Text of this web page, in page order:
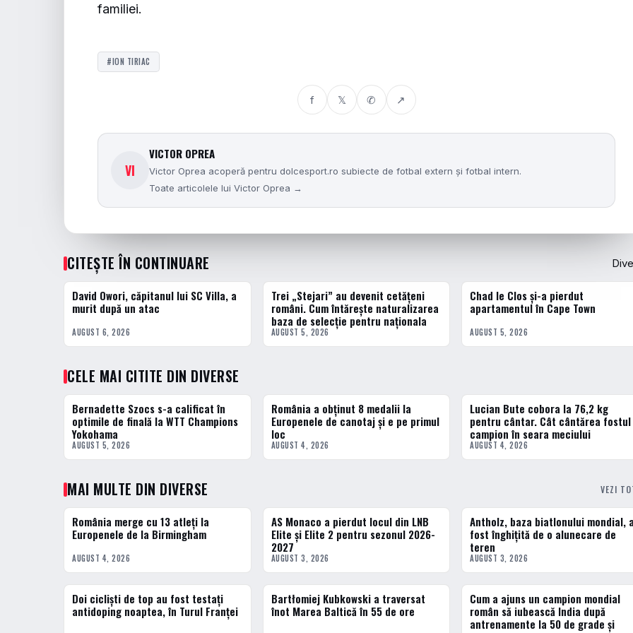
familiei.
#ION TIRIAC
f 𝕏 ✆ ↗
VI
VICTOR OPREA
Victor Oprea acoperă pentru dolcesport.ro subiecte de fotbal extern și fotbal intern.
Toate articolele lui Victor Oprea →
CITEȘTE ÎN CONTINUARE
DIVERSE
David Owori, căpitanul lui SC Villa, a
murit după un atac
AUGUST 6, 2026
DIVERSE
Trei „Stejari” au devenit cetățeni
români. Cum întărește naturalizarea
baza de selecție pentru naționala
AUGUST 5, 2026
DIVERSE
Chad le Clos și-a pierdut
apartamentul în Cape Town
AUGUST 5, 2026
CELE MAI CITITE DIN DIVERSE
1 · TOP
Bernadette Szocs s-a calificat în
optimile de finală la WTT Champions
Yokohama
AUGUST 5, 2026
2 · TOP
România a obținut 8 medalii la
Europenele de canotaj și e pe primul
loc
AUGUST 4, 2026
3 · TOP
Lucian Bute cobora la 76,2 kg
pentru cântar. Cât cântărea fostul
campion în seara meciului
AUGUST 4, 2026
MAI MULTE DIN DIVERSE VEZI
DIVERSE
România merge cu 13 atleți la
Europenele de la Birmingham
AUGUST 4, 2026
BASCHET
AS Monaco a pierdut locul din LNB
Elite și Elite 2 pentru sezonul 2026-
2027
AUGUST 3, 2026
DIVERSE
Antholz, baza biatlonului mondial,
fost înghițită de o alunecare de
teren
AUGUST 3, 2026
DIVERSE
Doi cicliști de top au fost testați
antidoping noaptea, în Turul Franței
DIVERSE
Bartłomiej Kubkowski a traversat
înot Marea Baltică în 55 de ore
DIVERSE
Cum a ajuns un campion mondial
român să iubească India după
antrenamente la 50 de grade și